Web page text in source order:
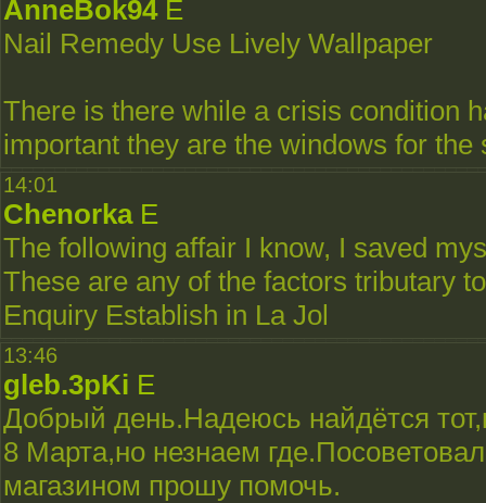
AnneBok94 E
Nail Remedy Use Lively Wallpaper
There is there while a crisis condition
important they are the windows for
14:01
Chenorka E
The following affair I know, I saved
These are any of the factors tributary
Enquiry Establish in La Jol
13:46
gleb.3pKi E
Добрый день.Надеюсь найдётся
8 Марта,но незнаем
магазином прошу помочь.